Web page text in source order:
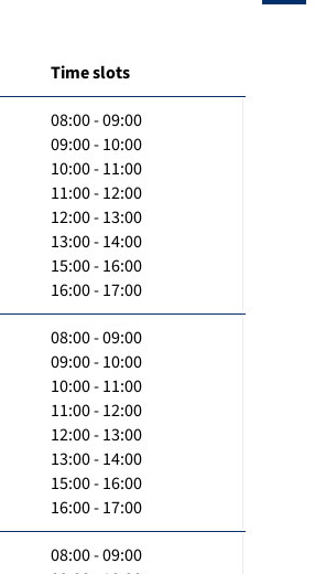
Time slots
08:00 - 09:00
09:00 - 10:00
10:00 - 11:00
11:00 - 12:00
12:00 - 13:00
13:00 - 14:00
15:00 - 16:00
16:00 - 17:00
08:00 - 09:00
09:00 - 10:00
10:00 - 11:00
11:00 - 12:00
12:00 - 13:00
13:00 - 14:00
15:00 - 16:00
16:00 - 17:00
08:00 - 09:00